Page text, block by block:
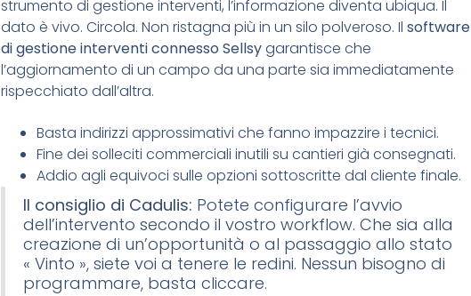
strumento di gestione interventi, l’informazione diventa ubiqua. Il
dato è vivo. Circola. Non ristagna più in un silo polveroso. Ilsoftware
di gestione interventi connesso Sellsygarantisce che
l’aggiornamento di un campo da una parte sia immediatamente
rispecchiato dall’altra.
Basta indirizzi approssimativi che fanno impazzire i tecnici.
Fine dei solleciti commerciali inutili su cantieri già consegnati.
Addio agli equivoci sulle opzioni sottoscritte dal cliente finale.
Il consiglio di Cadulis: Potete configurare l’avvio
dell’intervento secondo il vostro workflow. Che sia alla
creazione di un’opportunità o al passaggio allo stato
« Vinto », siete voi a tenere le redini. Nessun bisogno di
programmare, basta cliccare.